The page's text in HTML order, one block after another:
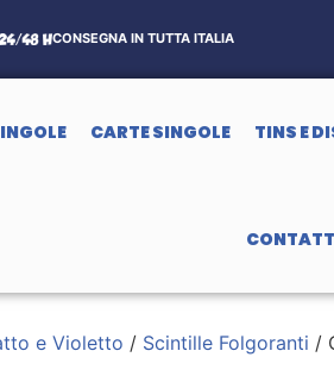
CONSEGNA IN TUTTA ITALIA
CARTE SINGOLE TINS E
e Violetto / Scintille Folgoranti /